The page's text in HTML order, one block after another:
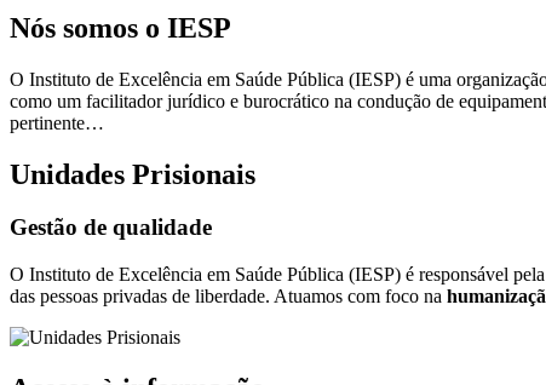
Nós somos o IESP
O Instituto de Excelência em Saúde Pública (IESP) é uma
como um facilitador jurídico e burocrático na condução de
pertinente…
Unidades Prisionais
Gestão de qualidade
O Instituto de Excelência em Saúde Pública (IESP) é responsável
das pessoas privadas de liberdade. Atuamos com foco na